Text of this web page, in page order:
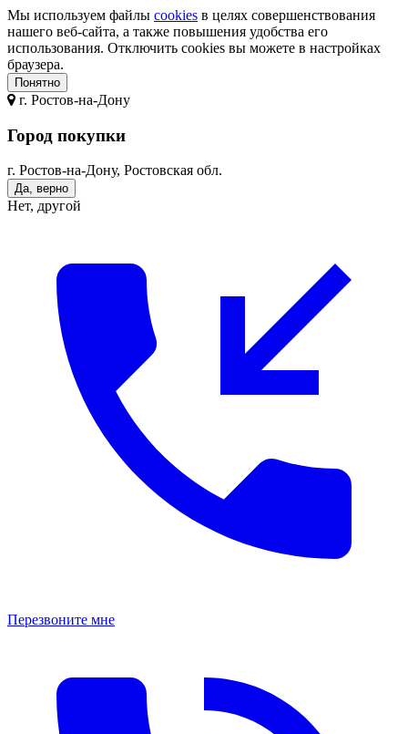
Мы используем файлы cookies в целях совершенствования
нашего веб-сайта, а также повышения удобства его
использования. Отключить cookies вы можете в настройках
браузера.
Понятно
г. Ростов-на-Дону
Город покупки
г. Ростов-на-Дону, Ростовская обл.
Да, верно
Нет, другой
Перезвоните мне